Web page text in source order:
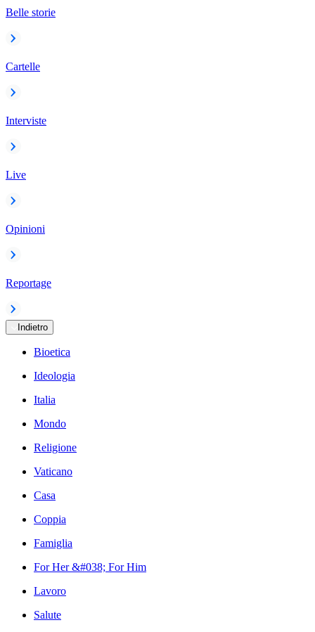
Belle storie
Cartelle
Interviste
Live
Opinioni
Reportage
Indietro
Bioetica
Ideologia
Italia
Mondo
Religione
Vaticano
Casa
Coppia
Famiglia
For Her &#038; For Him
Lavoro
Salute